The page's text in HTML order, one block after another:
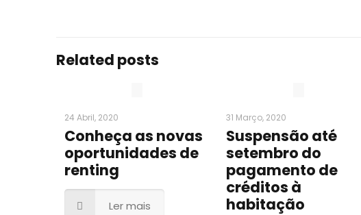
Related posts
24 Abril, 2020
Conheça as novas
oportunidades de
renting
Ler mais
31 Março, 2020
Suspensão até
setembro do
pagamento de
créditos à
habitação